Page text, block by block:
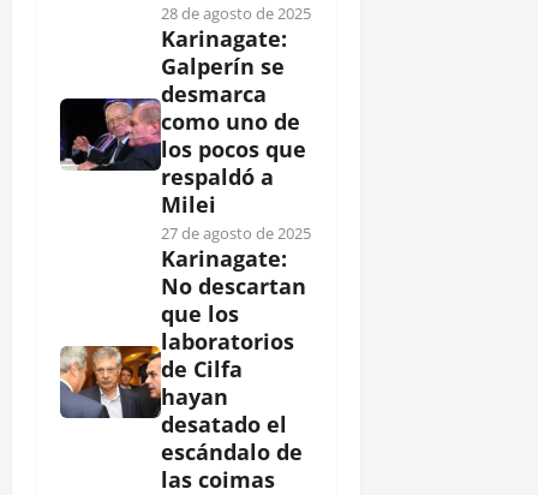
28 de agosto de 2025
Karinagate:
Galperín se
desmarca
como uno de
los pocos que
respaldó a
Milei
27 de agosto de 2025
Karinagate:
No descartan
que los
laboratorios
de Cilfa
hayan
desatado el
escándalo de
las coimas